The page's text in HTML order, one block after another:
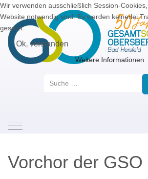
Mobile Menu Toggle
Vorchor der
Wir verwenden ausschließlich Session-
Website notwendig sind. Es werden keinerlei
gesetzt.
Ok, verstanden
Weitere Informationen